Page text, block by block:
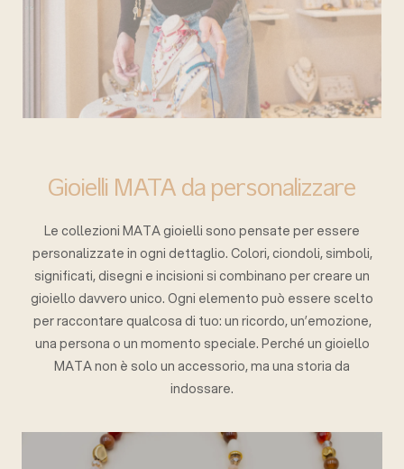
Gioielli MATA da personalizzare
Le collezioni MATA gioielli sono pensate per essere
personalizzate in ogni dettaglio. Colori, ciondoli, simboli,
significati, disegni e incisioni si combinano per creare un
gioiello davvero unico. Ogni elemento può essere scelto
per raccontare qualcosa di tuo: un ricordo, un’emozione,
una persona o un momento speciale. Perché un gioiello
MATA non è solo un accessorio, ma una storia da
indossare.